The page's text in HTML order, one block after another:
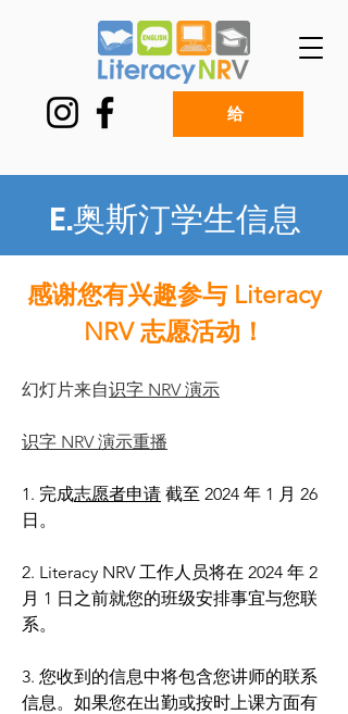
给
E.奥斯汀学生信息
感谢您有兴趣参与 Literacy
NRV 志愿活动！
幻灯片来自识字 NRV 演示
识字 NRV 演示重播
1. 完成志愿者申请 截至 2024 年 1 月 26
日。
2. Literacy NRV 工作人员将在 2024 年 2
月 1 日之前就您的班级安排事宜与您联
系。
3. 您收到的信息中将包含您讲师的联系
信息。如果您在出勤或按时上课方面有